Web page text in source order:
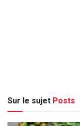
Sur le sujet Posts